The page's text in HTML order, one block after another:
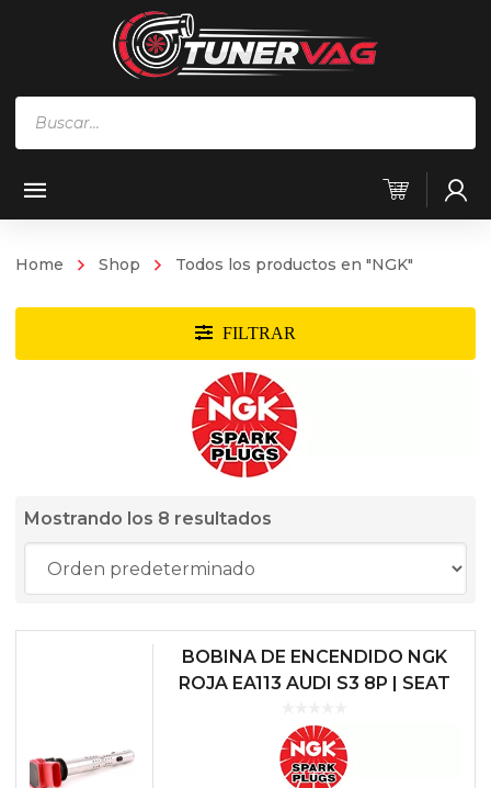
Home Shop Todos los productos en "NGK"
Mostrando los 8 resultados
BOBINA DE ENCENDIDO NGK
ROJA EA113 AUDI S3 8P | SEAT
OCTAVIA 1Z RS | VOLKSWAGEN
GOLF VI...